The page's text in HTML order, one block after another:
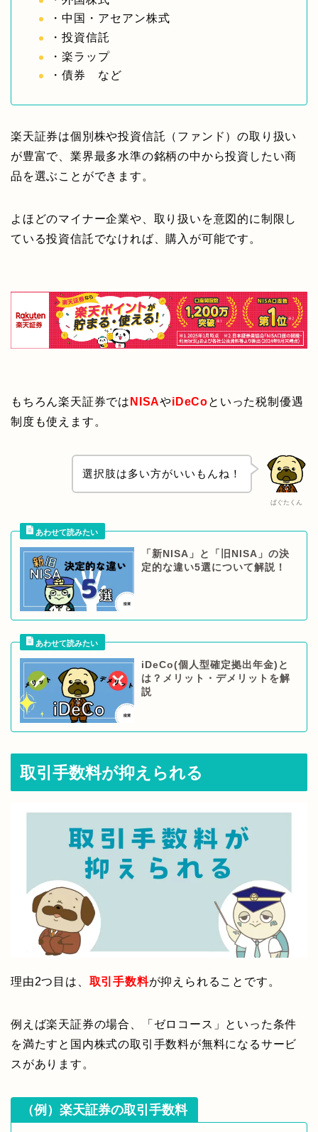
・中国・アセアン株式
・投資信託
・楽ラップ
・債券 など
楽天証券は個別株や投資信託（ファンド）の取り扱い
が豊富で、業界最多水準の銘柄の中から投資したい商
品を選ぶことができます。
よほどのマイナー企業や、取り扱いを意図的に制限し
ている投資信託でなければ、購入が可能です。
もちろん楽天証券では NISAやiDeCoといった税制優遇
制度も使えます。
ぱぐたくん
選択肢は多い方がいいもんね！
「新NISA」と「旧NISA」の決
定的な違い5選について解説！
iDeCo(個人型確定拠出年金)と
は？メリット・デメリットを解
説
取引手数料が抑えられる
理由2つ目は、 取引手数料が抑えられることです。
例えば楽天証券の場合、「ゼロコース」といった条件
を満たすと国内株式の取引手数料が無料になるサービ
スがあります。
（例）楽天証券の取引手数料